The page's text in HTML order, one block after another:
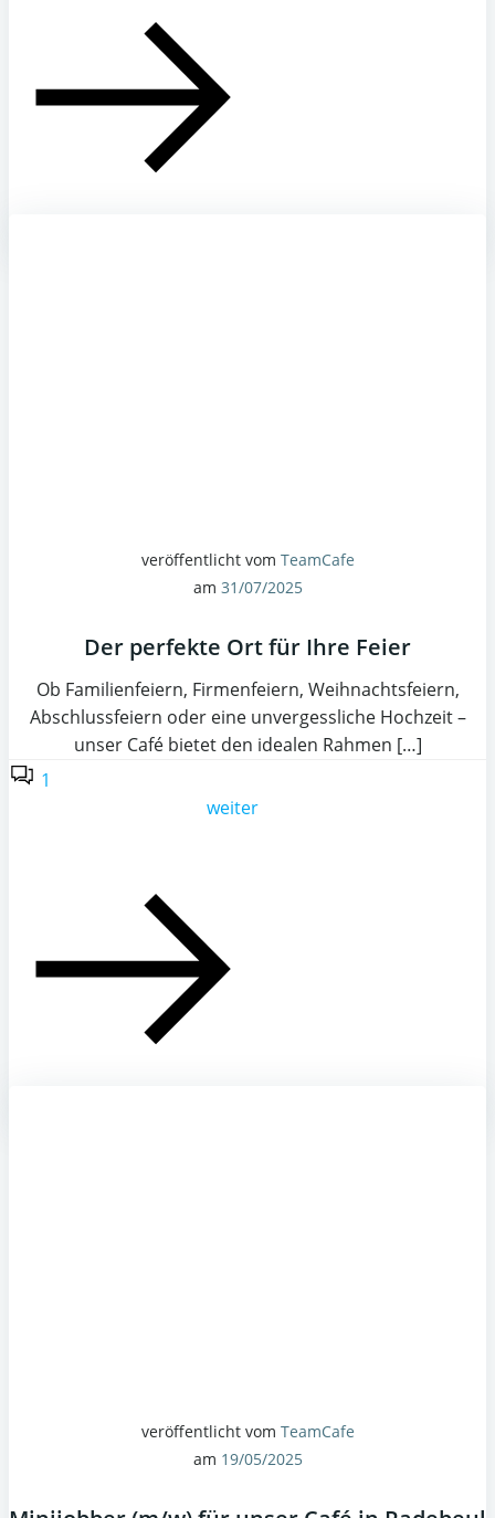
veröffentlicht vom TeamCafe
am 31/07/2025
Der perfekte Ort für Ihre Feier
Ob Familienfeiern, Firmenfeiern, Weihnachtsfeiern,
Abschlussfeiern oder eine unvergessliche Hochzeit –
unser Café bietet den idealen Rahmen […]
1
weiter
veröffentlicht vom TeamCafe
am 19/05/2025